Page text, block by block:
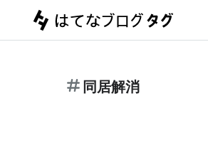
同居解消